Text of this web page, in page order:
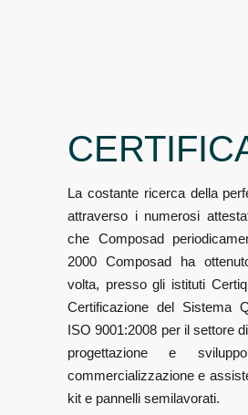
La costante ricerca della
attraverso i numerosi
che Composad
2000 Composad ha
volta, presso gli istituti
Certificazione del Sistema
ISO 9001:2008 per il settore
progettazione e
commercializzazione e
kit e pannelli semilavorati.